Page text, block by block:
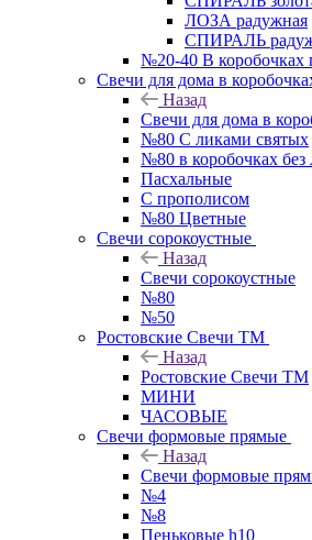
ЛОЗА радужная
СПИРАЛЬ
№20-40 В коробочках
Свечи для дома в
Назад
Свечи для дома в
№80 С ликами святых
№80 в коробочках без
Пасхальные
С прополисом
№80 Цветные
Свечи сорокоустные
Назад
Свечи сорокоустные
№80
№50
Ростовские Свечи ТМ
Назад
Ростовские Свечи ТМ
МИНИ
ЧАСОВЫЕ
Свечи формовые прямые
Назад
Свечи формовые
№4
№8
Пеньковые h10